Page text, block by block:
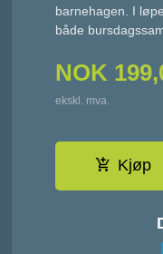
barnehagen. I
både
NOK
ekskl. mva.
Kjøp